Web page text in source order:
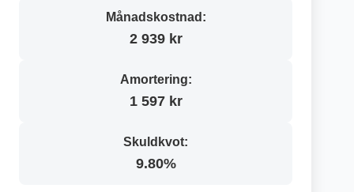
Månadskostnad:
2 939 kr
Amortering:
1 597 kr
Skuldkvot:
9.80%